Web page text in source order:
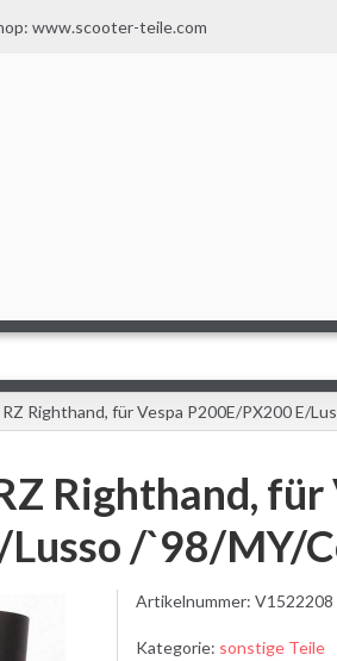
www.scooter-teile.com
Righthand, für Vespa P200E/PX200 E/
Righthand, für
/`98/MY/
Artikelnummer: V1522208
Kategorie: sonstige Teile